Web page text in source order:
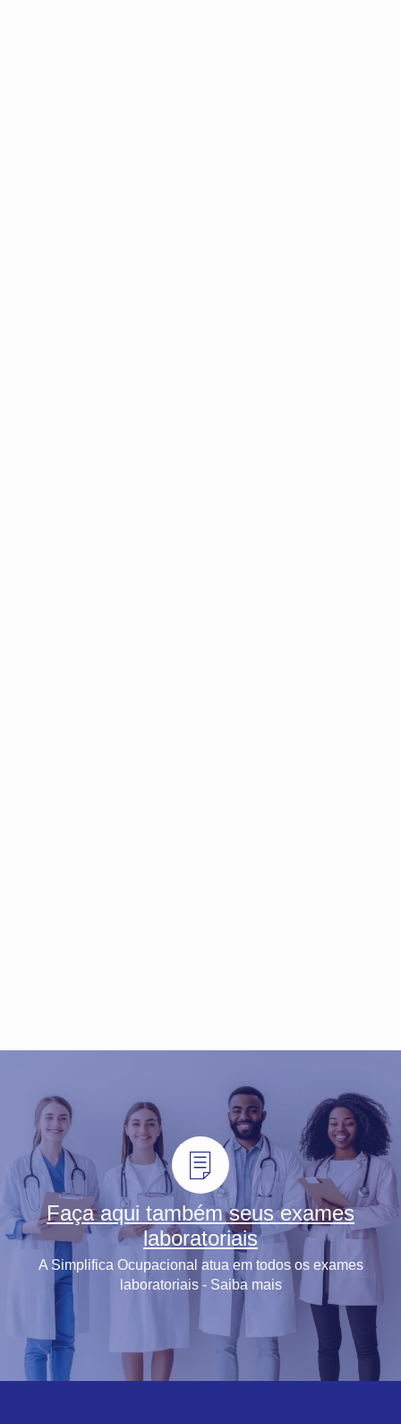
Faça aqui também seus exames
laboratoriais
A Simplifica Ocupacional atua em todos os exames
laboratoriais - Saiba mais